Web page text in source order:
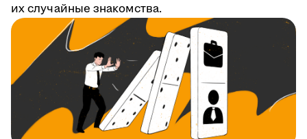
их случайные знакомства.